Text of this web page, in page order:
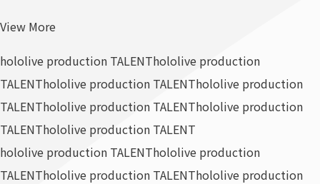
View More
hololive production TALENThololive production
TALENThololive production TALENThololive production
TALENThololive production TALENThololive production
TALENThololive production TALENT
hololive production TALENThololive production
TALENThololive production TALENThololive production